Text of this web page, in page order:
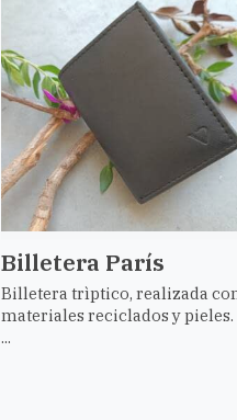
Billetera París
Billetera trìptico, realizada
materiales reciclados y pieles.
...